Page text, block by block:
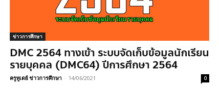
ข่าวการศึกษา
DMC 2564 ทางเข้า ระบบจัดเก็บข้อมูลนักเรียน
รายบุคคล (DMC64) ปีการศึกษา 2564
ครูทูเดย์ ข่าวการศึกษา - 14/06/2021 0